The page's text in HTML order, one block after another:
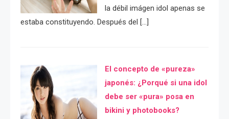
la débil imágen idol apenas se
estaba constituyendo. Después del […]
El concepto de «pureza»
japonés: ¿Porqué si una idol
debe ser «pura» posa en
bikini y photobooks?